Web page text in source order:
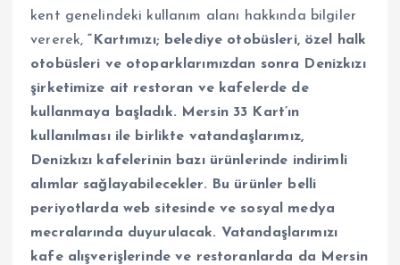
kent genelindeki kullanım alanı hakkında bilgiler
vererek,“Kartımızı; belediye otobüsleri, özel halk
otobüsleri ve otoparklarımızdan sonra Denizkızı
şirketimize ait restoran ve kafelerde de
kullanmaya başladık. Mersin 33 Kart’ın
kullanılması ile birlikte vatandaşlarımız,
Denizkızı kafelerinin bazı ürünlerinde indirimli
alımlar sağlayabilecekler. Bu ürünler belli
periyotlarda web sitesinde ve sosyal medya
mecralarında duyurulacak. Vatandaşlarımızı
kafe alışverişlerinde ve restoranlarda da Mersin